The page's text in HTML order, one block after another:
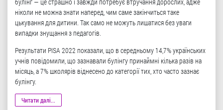
ніколи не можна знати наперед, чим саме закінчиться таке
цькування для дитини. Так само не можуть лишатися без уваги
випадки знущання з педагогів.
Результати PISA 2022 показали, що в середньому 14,7% українських
учнів повідомили, що зазнавали булінгу принаймні кілька разів на
місяць, а 7% школярів віднесено до категорії тих, хто часто зазнає
булінгу.
Читати далі...